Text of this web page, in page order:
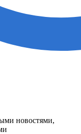
новостями,